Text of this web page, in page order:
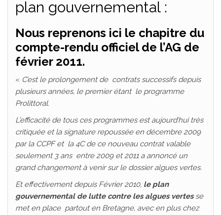
plan gouvernemental :
Nous reprenons ici le chapitre du
compte-rendu officiel de l’AG de
février 2011.
« C’est le prolongement de contrats successifs depuis
plusieurs années, le premier étant le programme
Prolittoral.
L’efficacité de tous ces programmes est aujourd’hui très
critiquée et la signature repoussée en décembre 2009
par la CCPF et la 4C de ce nouveau contrat valable
seulement 3 ans entre 2009 et 2011 a annoncé un
grand changement à venir sur le dossier algues vertes.
Et effectivement depuis Février 2010, le plan
gouvernemental de lutte contre les algues vertesse
met en place partout en Bretagne, avec en plus chez